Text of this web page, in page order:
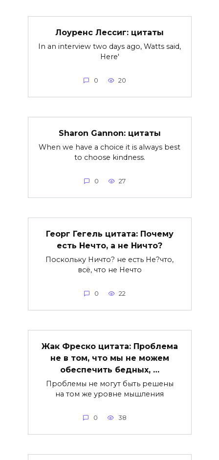
Лоуренс Лессиг: цитаты
In an interview two days ago, Watts said,
Here'
0 20
Sharon Gannon: цитаты
When we have a choice it is always best
to choose kindness.
0 27
Георг Гегель цитата: Почему
есть Нечто, а не Ничто?
Поскольку Ничто? не есть Не?что,
всё, что не Нечто
0 22
Жак Фреско цитата: Проблема
не в том, что мы не можем
обеспечить бедных, …
Проблемы не могут быть решены
на том же уровне мышления
0 38